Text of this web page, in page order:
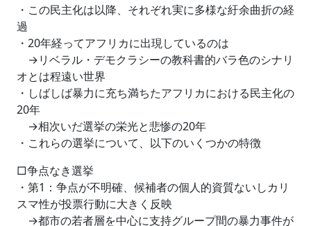
・この民主化は以降、それぞれ実に多様な紆余曲折の経
過
・20年経ってアフリカに出現しているのは
→リベラル・デモクラシーの教科書的バラ色のシナリ
オとは程遠い世界
・しばしば暴力に充ち満ちたアフリカにおける民主化の
20年
→相次いだ選挙の栄光と悲惨の20年
・これらの選挙について、以下のいくつかの特徴
□争点なき選挙
・第1：争点が不明確、候補者の個人的資質ないしカリ
スマ性が投票行動に大きく反映
→都市の若者層を中心に支持グループ間の暴力事件が